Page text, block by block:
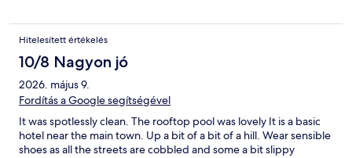
Hitelesített értékelés
10/8 Nagyon jó
2026. május 9.
Fordítás a Google segítségével
It was spotlessly clean. The rooftop pool was lovely It is a basic
hotel near the main town. Up a bit of a bit of a hill. Wear sensible
shoes as all the streets are cobbled and some a bit slippy